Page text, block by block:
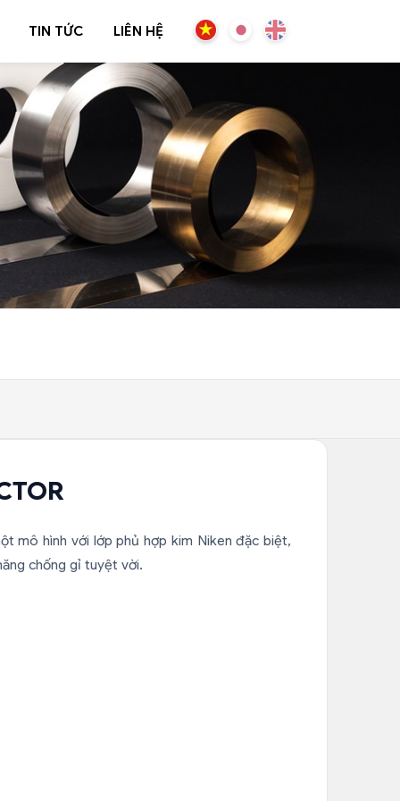
TIN TỨC LIÊN HỆ
mô hình với lớp phủ hợp kim Niken đặc biệt,
chống gỉ tuyệt vời.